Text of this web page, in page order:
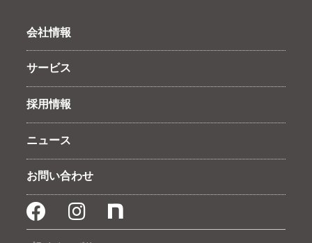
会社情報
サービス
採用情報
ニュース
お問い合わせ